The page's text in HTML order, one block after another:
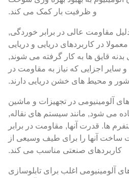
و ظرفیت بار کمک می کند.
مقاومت عالی در برابر خوردگی,
در کاربردهای دریایی و دریایی
بدنه قایق ها به کار گرفته می شوند,
سایر اجزایی که نیاز به مقاومت در
شور و محیط های خشن دریایی دارند.
آلومینیومی در تجهیزات و ماشین
می شود, مانند سیستم های نقاله,
ها. قدرت آنها, مقاومت در برابر
آنها را برای طیف وسیعی از
کاربردهای صنعتی مناسب می کند.
آلومینیومی اغلب برای تابلوسازی